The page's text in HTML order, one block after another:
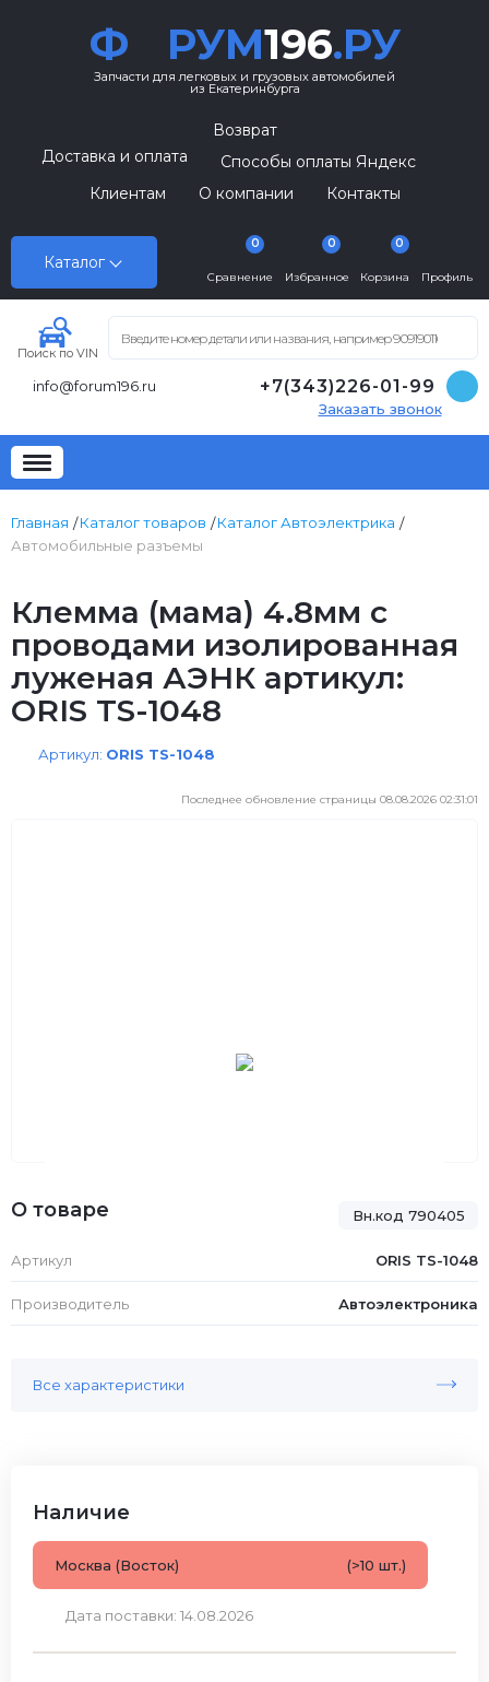
Ф РУМ196.РУ
Запчасти для легковых и грузовых автомобилей
из Екатеринбурга
Каталог
Возврат
Доставка и оплата
Способы оплаты Яндекс
Клиентам
О компании Контакты
Сравнение
0
Избранное
0
Корзина
0
Профиль
Поиск по VIN
info@forum196.ru +7(343)226-01-99
Заказать звонок
Главная Каталог товаров
Каталог Автоэлектрика
Автомобильные разъемы
Клемма (мама) 4.8мм с
проводами изолированная
луженая АЭНК артикул:
ORIS TS-1048
Артикул: ORIS TS-1048
Последнее обновление страницы 08.08.2026 02:31:01
Вн.код 790405
О товаре
Артикул ORIS TS-1048
Производитель Автоэлектроника
Все характеристики
Наличие
Москва (Восток) (>10 шт.)
Дата поставки: 14.08.2026